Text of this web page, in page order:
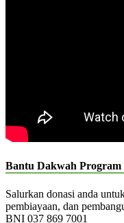
Bantu Dakwah Program
Salurkan donasi anda
pembiayaan, dan
BNI 037 869 7001